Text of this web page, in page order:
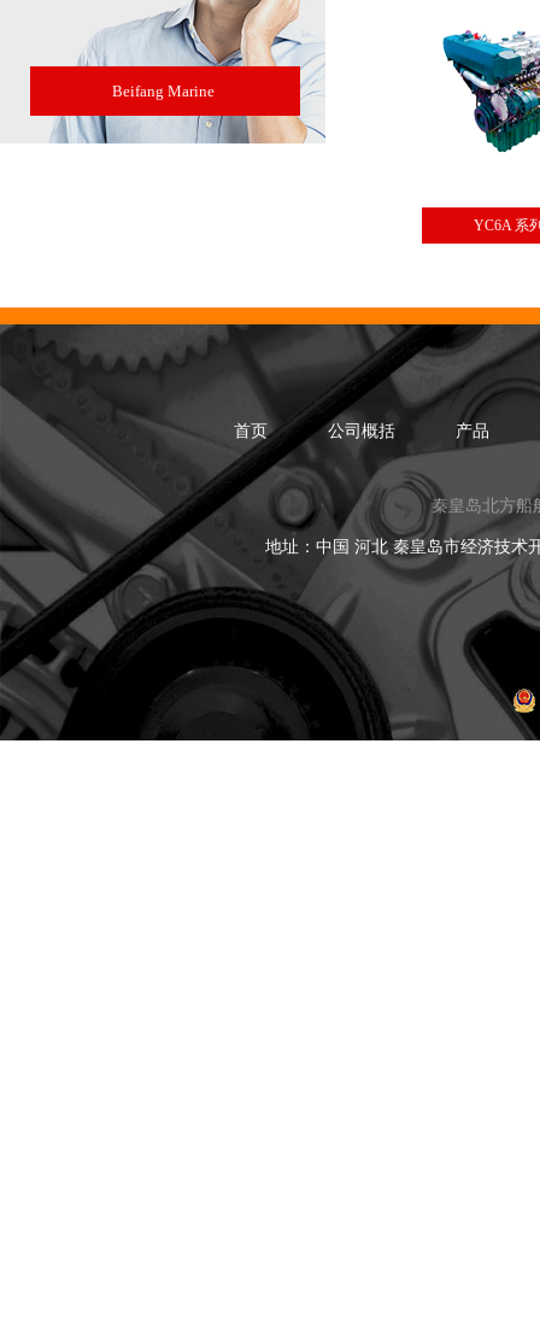
Beifang Marine
YC6A 系
首页 公司概括 产品
秦皇岛北方船
地址：中国 河北 秦皇岛市经济技术